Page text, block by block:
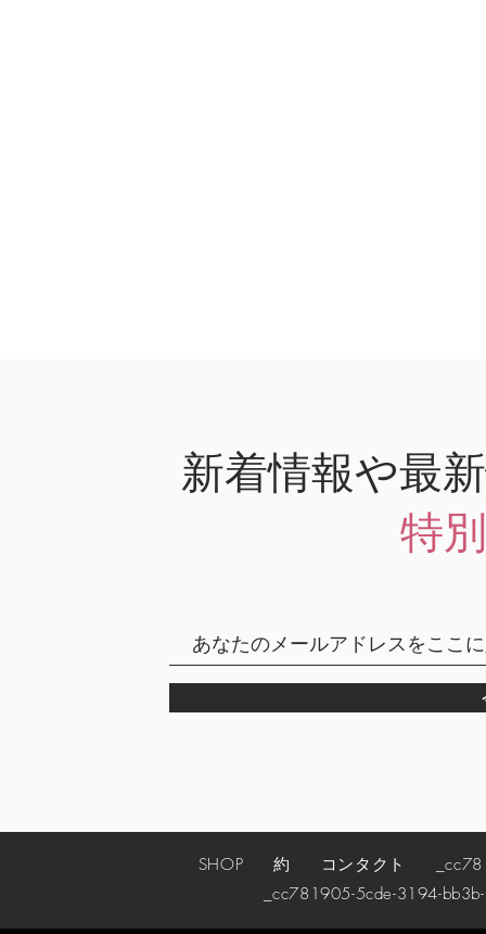
新着情報や最
特
SHOP 約 コンタクト
_cc781905-5cde-3194-